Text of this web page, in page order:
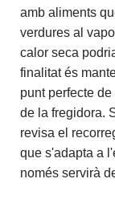
amb aliments
verdures al
calor seca
finalitat és
punt perfecte
de la fregidora.
revisa el
que s'adapta a
només servirà